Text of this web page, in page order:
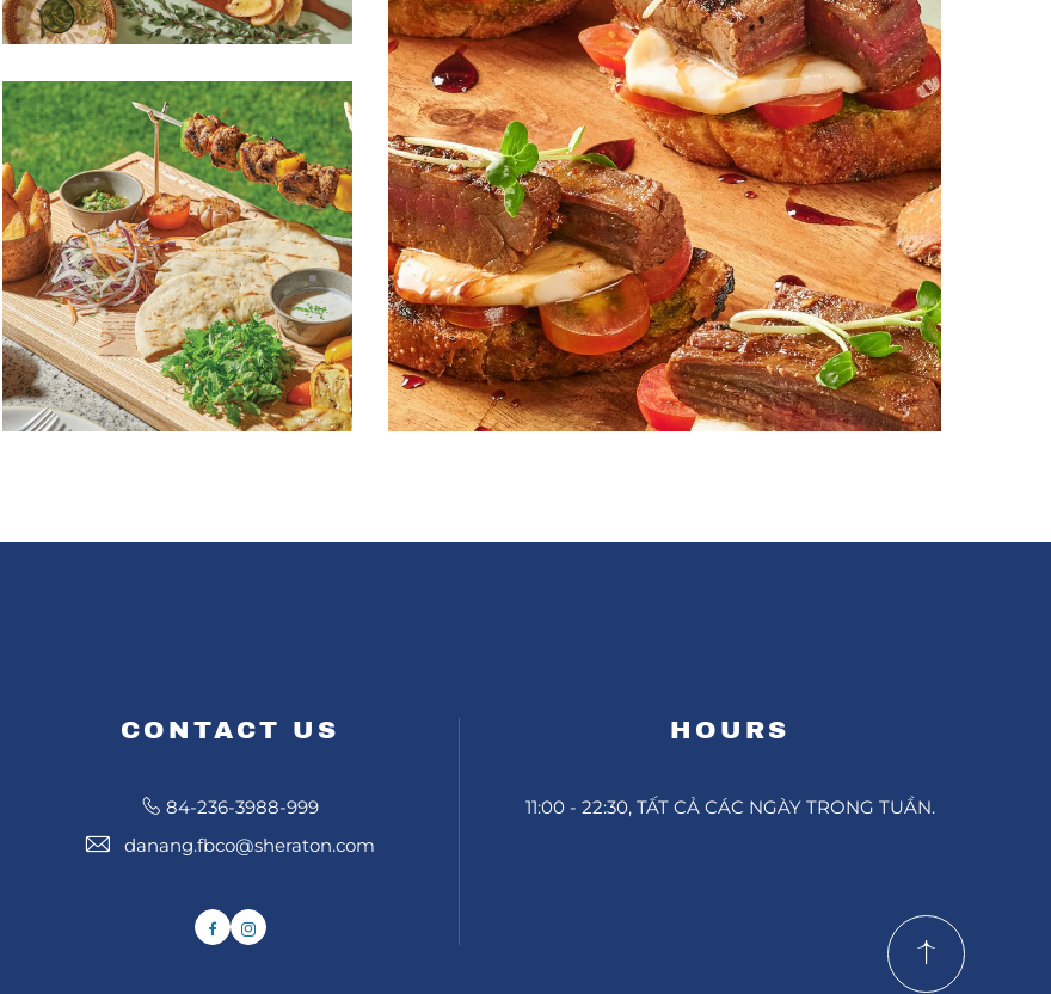
CONTACT US
84-236-3988-999
danang.fbco@sheraton.com
FacebookInstagram
HOURS
11:00 - 22:30, TẤT CẢ CÁC NGÀY TRONG TUẦN.